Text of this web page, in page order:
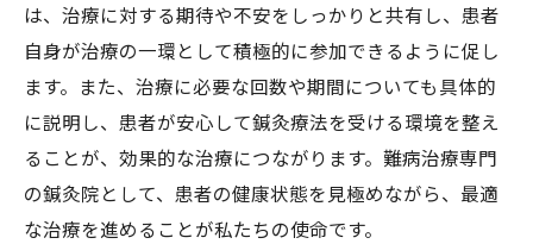
は、治療に対する期待や不安をしっかりと共有し、患者
自身が治療の一環として積極的に参加できるように促し
ます。また、治療に必要な回数や期間についても具体的
に説明し、患者が安心して鍼灸療法を受ける環境を整え
ることが、効果的な治療につながります。難病治療専門
の鍼灸院として、患者の健康状態を見極めながら、最適
な治療を進めることが私たちの使命です。